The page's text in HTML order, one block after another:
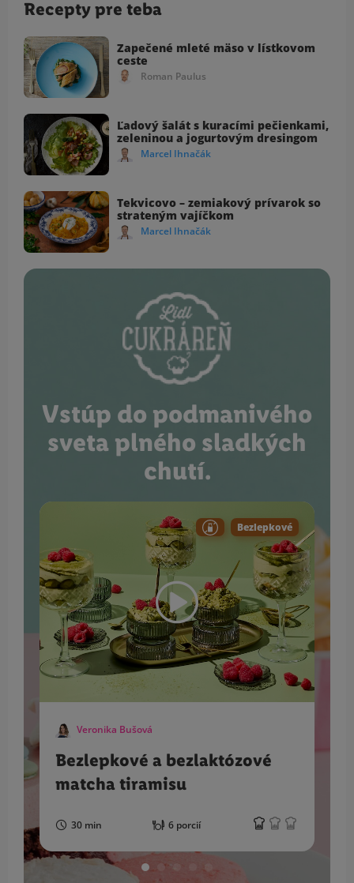
Recepty pre teba
Zapečené mleté mäso v lístkovom
ceste
Roman Paulus
Ľadový šalát s kuracími pečienkami,
zeleninou a jogurtovým dresingom
Marcel Ihnačák
Tekvicovo – zemiakový prívarok so
strateným vajíčkom
Marcel Ihnačák
Vstúp do podmanivého
sveta plného sladkých
chutí.
Bezlepkové
Veronika Bušová
Bezlepkové a bezlaktózové
matcha tiramisu
30 min 6 porcií